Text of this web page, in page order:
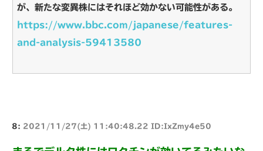
が、新たな変異株にはそれほど効かない可能性がある。
https://www.bbc.com/japanese/features-
and-analysis-59413580
8: 2021/11/27(土) 11:40:48.22 ID:IxZmy4e50